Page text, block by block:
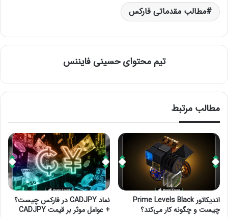
مطالب مقدماتی فارکس
تیم محتوای حسینی‌ فایننس
مطالب مرتبط
اندیکاتور Prime Levels Black
چیست و چگونه کار می‌کند؟
نماد CADJPY در فارکس چیست؟
+ عوامل موثر بر قیمت CADJPY